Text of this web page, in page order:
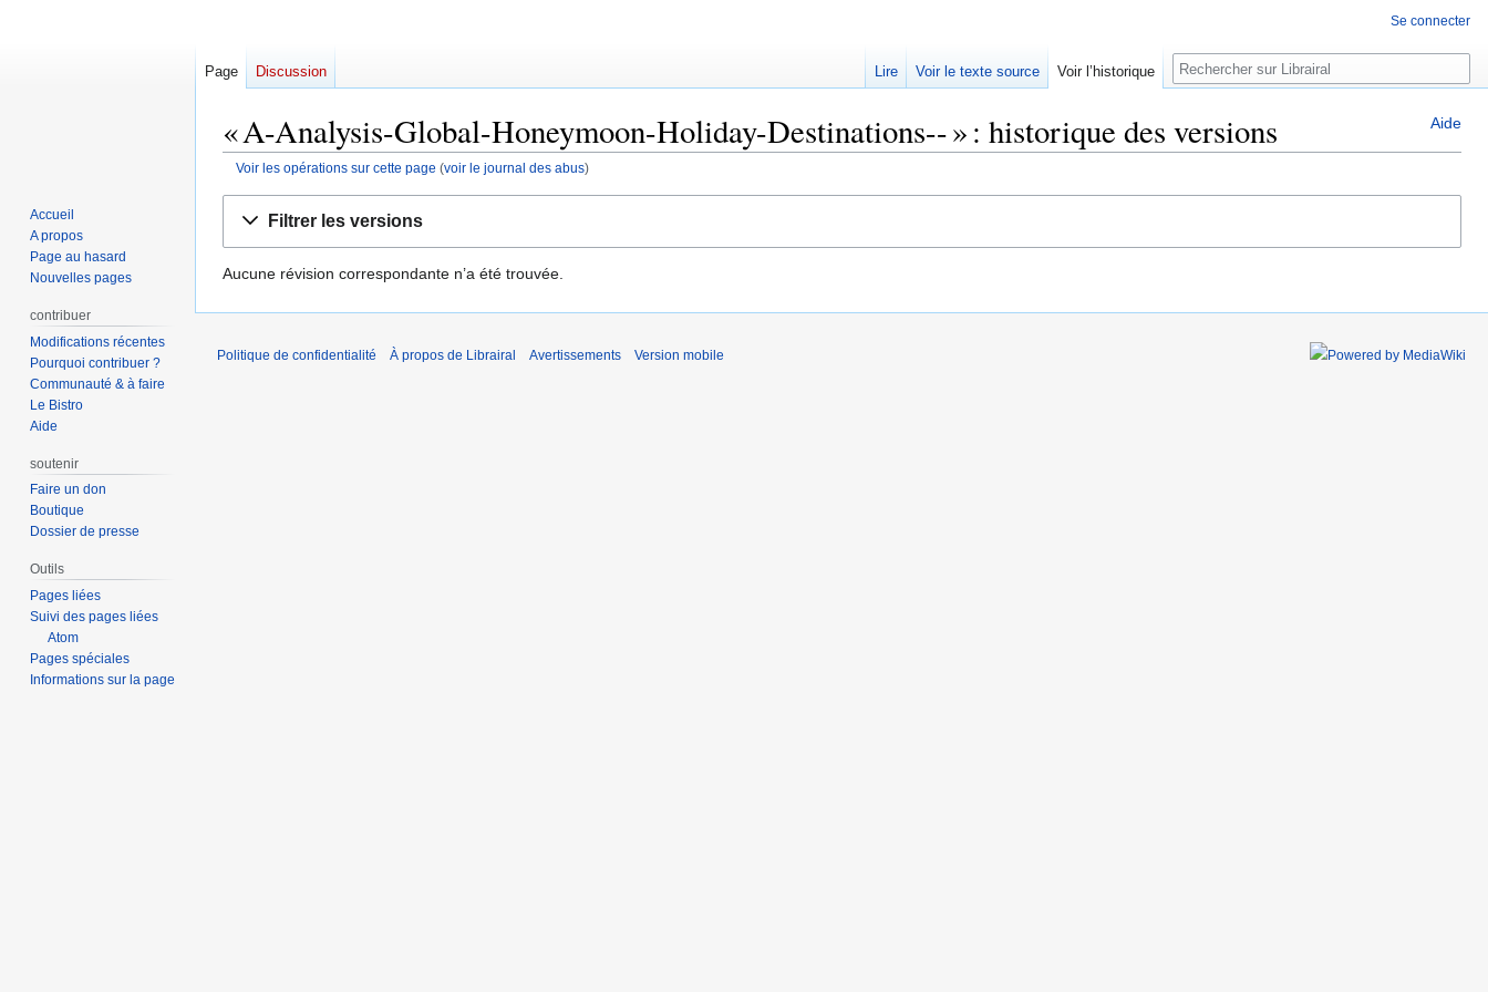
Aide
« A-Analysis-Global-Honeymoon-Holiday-Destinations-- » : historique des versions
Voir les opérations sur cette page (voir le journal des abus)
navigation
recherche
Filtrer les versions
Aucune révision correspondante n’a été trouvée.
Se connecter
Page Discussion Lire Voir le texte source Voir l’historique Rechercher
Accueil
A propos
Page au hasard
Nouvelles pages
contribuer
Modifications récentes
Pourquoi contribuer ?
Communauté & à faire
Le Bistro
Aide
soutenir
Faire un don
Boutique
Dossier de presse
Outils
Pages liées
Suivi des pages liées
Atom
Pages spéciales
Informations sur la page
Politique de confidentialité À propos de Librairal Avertissements Version mobile